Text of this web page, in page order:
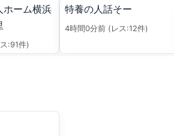
ホーム横浜
:91件)
特養の人話そー
4時間0分前 (レス:12件)